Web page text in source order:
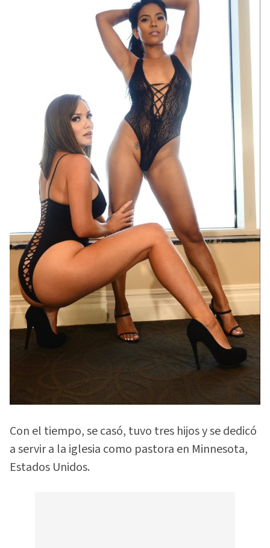
Con el tiempo, se casó, tuvo tres hijos y se dedicó
a servir a la iglesia como pastora en Minnesota,
Estados Unidos.